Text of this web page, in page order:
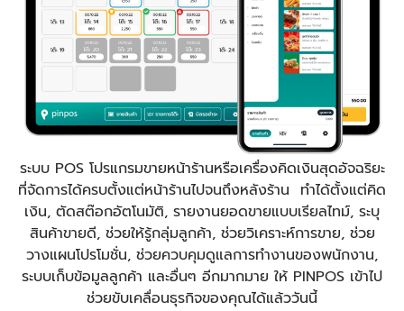
ระบบ POS โปรแกรมขายหน้าร้านหรือเครื่องคิดเงินสุดอัจฉริยะ
ที่จัดการได้ครบตั้งแต่หน้าร้านไปจนถึงหลังร้าน ทำได้ตั้งแต่คิด
เงิน, ตัดสต๊อกอัตโนมัติ, รายงานยอดขายแบบเรียลไทม์, ระบุ
สินค้าขายดี, ช่วยให้รู้กลุ่มลูกค้า, ช่วยวิเคราะห์การขาย, ช่วย
วางแผนโปรโมชั่น, ช่วยควบคุมดูแลการทำงานของพนักงาน,
ระบบเก็บข้อมูลลูกค้า และอื่นๆ อีกมากมาย ให้ PINPOS เข้าไป
ช่วยขับเคลื่อนธุรกิจของคุณได้แล้ววันนี้